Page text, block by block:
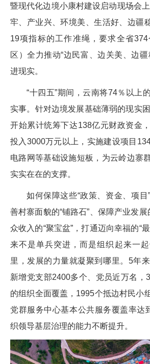
暨现代化边境小康村建设启动现场会
牢、产业兴、环境美、生活好、边疆
19项指标的工作准绳，要求全省
区）全力推动“边民富、边关美、边
进现实。
“十四五”期间，云南将74％以上
实事。针对边境发展基础薄弱的现实
开始累计统筹下达138亿元财政资金
投入3000万元以上，实施建设项目
电路网等基础设施短板，为云岭边寨
实实在在的支撑。
如何保障这些“政策、资金、项
善村寨面貌的“铺路石”、保障产业发展
众收入的“聚宝盆”，打通迈向幸福的“
来不是单兵突进，而是组织起来一
里，发展的力量就凝聚到哪里。5年
新增党支部2400多个、党员近万名，
的组织全面覆盖，1995个抵边村民小
党群服务中心基本公共服务覆盖率达
织领导基层治理的能力不断提升。